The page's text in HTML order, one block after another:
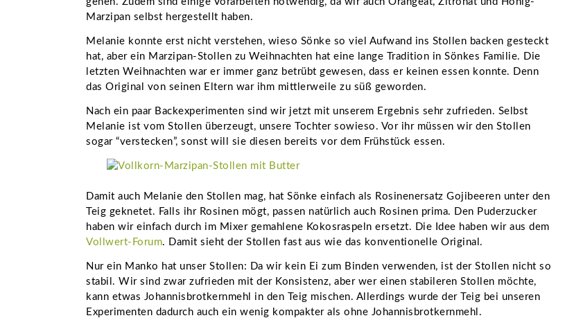
Marzipan selbst hergestellt haben.
Melanie konnte erst nicht verstehen, wieso Sönke so viel Aufwand ins Stollen backen gesteckt
hat, aber ein Marzipan-Stollen zu Weihnachten hat eine lange Tradition in Sönkes Familie. Die
letzten Weihnachten war er immer ganz betrübt gewesen, dass er keinen essen konnte. Denn
das Original von seinen Eltern war ihm mittlerweile zu süß geworden.
Nach ein paar Backexperimenten sind wir jetzt mit unserem Ergebnis sehr zufrieden. Selbst
Melanie ist vom Stollen überzeugt, unsere Tochter sowieso. Vor ihr müssen wir den Stollen
sogar “verstecken”, sonst will sie diesen bereits vor dem Frühstück essen.
Damit auch Melanie den Stollen mag, hat Sönke einfach als Rosinenersatz Gojibeeren unter den
Teig geknetet. Falls ihr Rosinen mögt, passen natürlich auch Rosinen prima. Den Puderzucker
haben wir einfach durch im Mixer gemahlene Kokosraspeln ersetzt. Die Idee haben wir aus dem
Vollwert-Forum. Damit sieht der Stollen fast aus wie das konventionelle Original.
Nur ein Manko hat unser Stollen: Da wir kein Ei zum Binden verwenden, ist der Stollen nicht so
stabil. Wir sind zwar zufrieden mit der Konsistenz, aber wer einen stabileren Stollen möchte,
kann etwas Johannisbrotkernmehl in den Teig mischen. Allerdings wurde der Teig bei unseren
Experimenten dadurch auch ein wenig kompakter als ohne Johannisbrotkernmehl.